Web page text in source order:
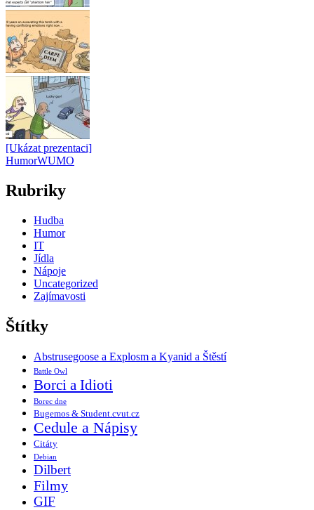
[Ukázat prezentaci]
HumorWUMO
Rubriky
Hudba
Humor
IT
Jídla
Nápoje
Uncategorized
Zajímavosti
Štítky
Abstrusegoose a Explosm a Kyanid a Štěstí
Battle Owl
Borci a Idioti
Borec dne
Bugemos & Student.cvut.cz
Cedule a Nápisy
Citáty
Debian
Dilbert
Filmy
GIF